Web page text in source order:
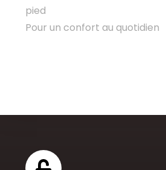
pied
Pour un confort au quotidien